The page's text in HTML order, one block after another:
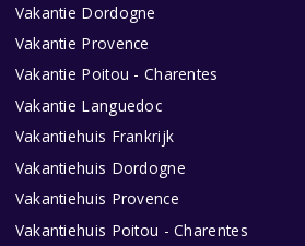
Vakantie Dordogne
Vakantie Provence
Vakantie Poitou - Charentes
Vakantie Languedoc
Vakantiehuis Frankrijk
Vakantiehuis Dordogne
Vakantiehuis Provence
Vakantiehuis Poitou - Charentes